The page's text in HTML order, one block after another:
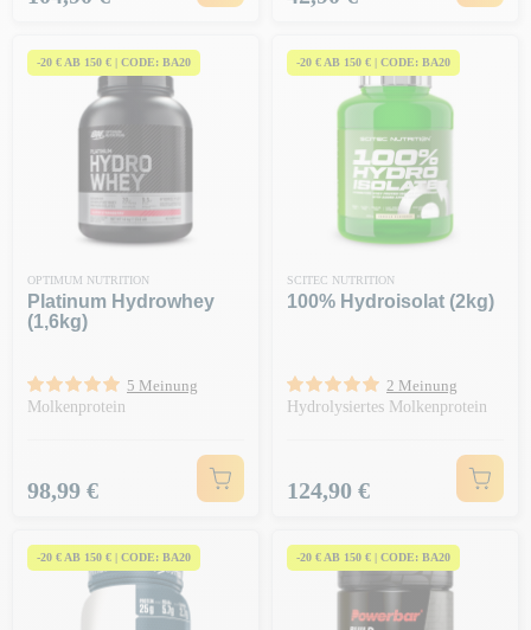
-20 € AB 150 € | CODE: BA20
OPTIMUM NUTRITION
Platinum Hydrowhey
(1,6kg)
5 Meinung
Molkenprotein
Preis
98,99 €
-20 € AB 150 € | CODE: BA20
SCITEC NUTRITION
100% Hydroisolat (2kg)
2 Meinung
Hydrolysiertes Molkenprotein
Preis
124,90 €
-20 € AB 150 € | CODE: BA20 -20 € AB 150 € | CODE: BA20